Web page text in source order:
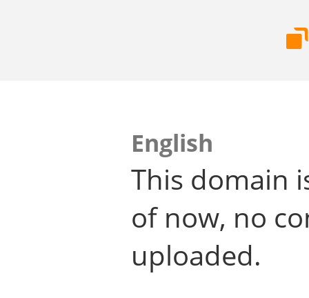
English
This domain
of now, no
uploaded.